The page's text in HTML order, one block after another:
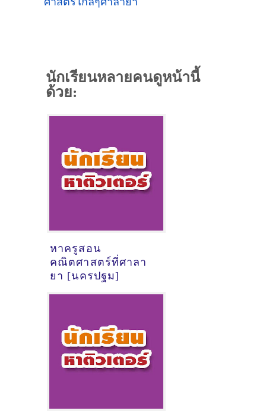
นักเรียนหลายคนดูหน้านี้
ด้วย:
หาครูสอน
คณิตศาสตร์ที่ศาลา
ยา [นครปฐม]